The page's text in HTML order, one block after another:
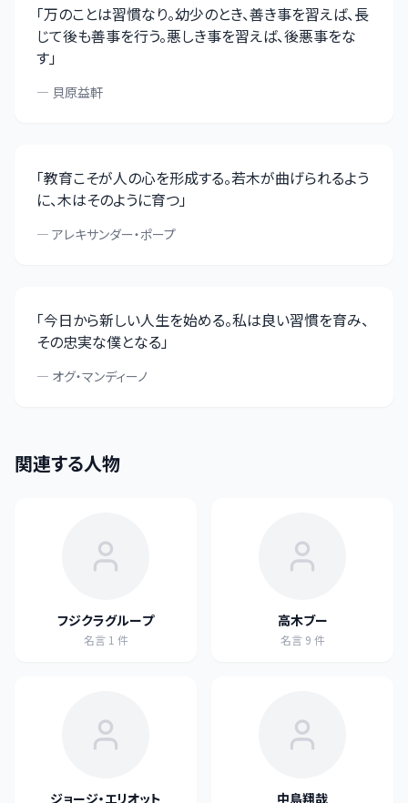
「万のことは習慣なり。幼少のとき、善き事を習えば、長
じて後も善事を行う。悪しき事を習えば、後悪事をな
す」
— 貝原益軒
「教育こそが人の心を形成する。若木が曲げられるよう
に、木はそのように育つ」
— アレキサンダー・ポープ
「今日から新しい人生を始める。私は良い習慣を育み、
その忠実な僕となる」
— オグ・マンディーノ
関連する人物
フジクラグループ
名言 1 件
高木ブー
名言 9 件
ジョージ・エリオット 中島翔哉